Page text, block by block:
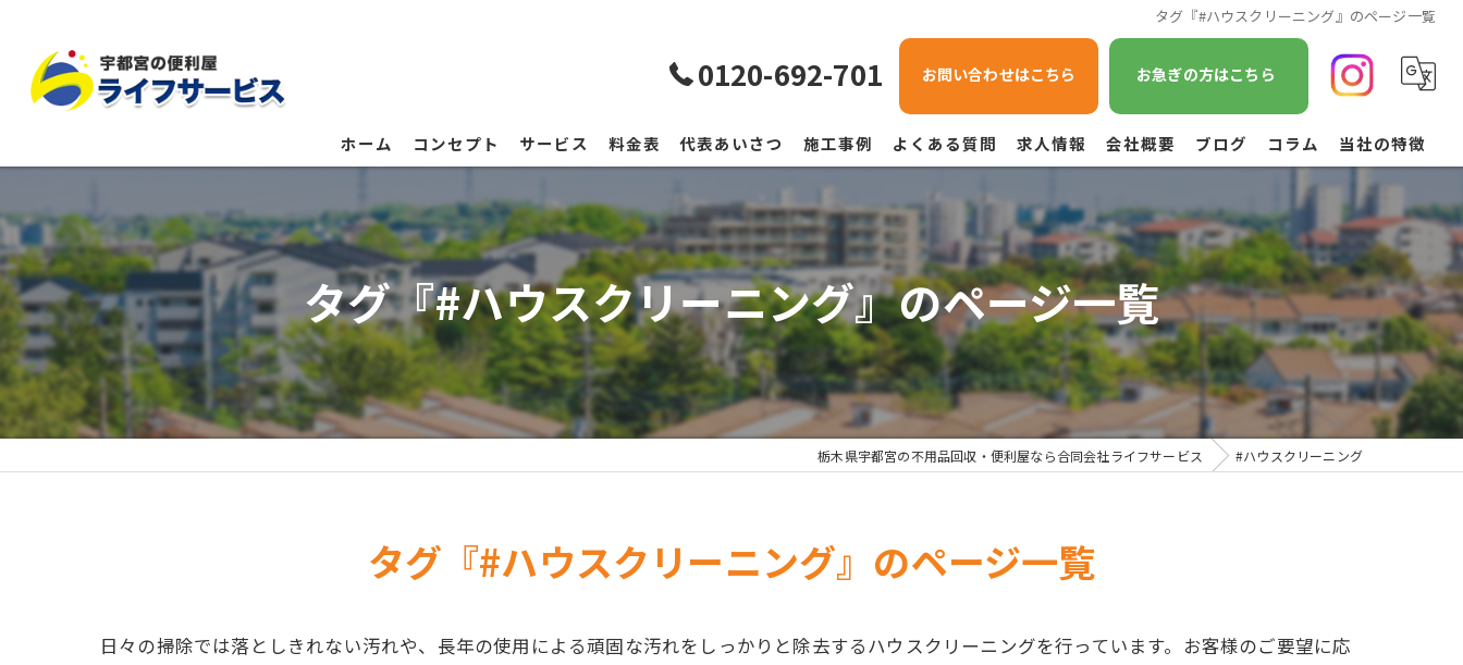
タグ『#ハウスクリーニング』のページ一覧
0120-692-701 お問い合わせはこちら お急ぎの方はこちら
ホーム コンセプト サービス 料金表 代表あいさつ 施工事例 よくある質問 求人情報 会社概要 ブログ コラム 当社の特徴
遺品整理
不用品回収
草刈り
引越し
空き家管理
タグ『#ハウスクリーニング』のページ一覧
栃木県宇都宮の不用品回収・便利屋なら合同会社ライフサービス #ハウスクリーニング
タグ『#ハウスクリーニング』のページ一覧
日々の掃除では落としきれない汚れや、長年の使用による頑固な汚れをしっかりと除去するハウスクリーニングを行っています。お客様のご要望に応